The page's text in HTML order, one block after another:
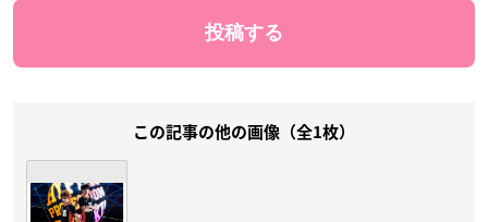
この記事の他の画像（全1枚）